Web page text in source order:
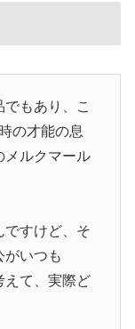
もあり、こ
の才能の息
メルクマール
ですけど、そ
がいつも
えて、実際ど